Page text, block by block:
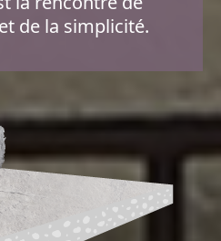
de la simplicité.